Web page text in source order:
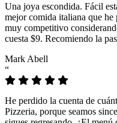
Una joya escondida. Fácil
mejor comida italiana que
muy competitivo
cuesta $9. Recomiendo la
Mark Abell
“
He perdido la cuenta de
Pizzeria, porque seamos